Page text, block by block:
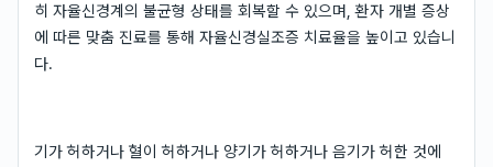
히 자율신경계의 불균형 상태를 회복할 수 있으며, 환자 개별 증상
에 따른 맞춤 진료를 통해 자율신경실조증 치료율을 높이고 있습니
다.
기가 허하거나 혈이 허하거나 양기가 허하거나 음기가 허한 것에